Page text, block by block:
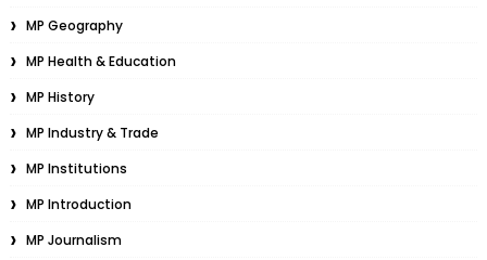
MP Geography
MP Health & Education
MP History
MP Industry & Trade
MP Institutions
MP Introduction
MP Journalism